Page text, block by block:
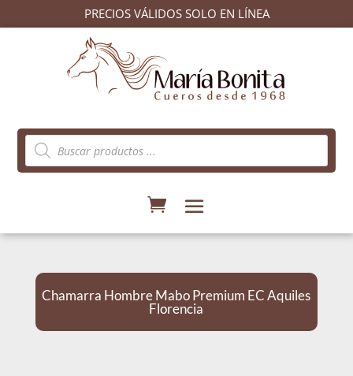
PRECIOS VÁLIDOS SOLO EN LÍNEA
Búsqueda
de
productos
Chamarra Hombre Mabo Premium EC Aquiles
Florencia